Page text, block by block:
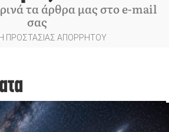
τα άρθρα μας στο e-mail
σας
ΠΡΟΣΤΑΣΙΑΣ ΑΠΟΡΡΗΤΟΥ